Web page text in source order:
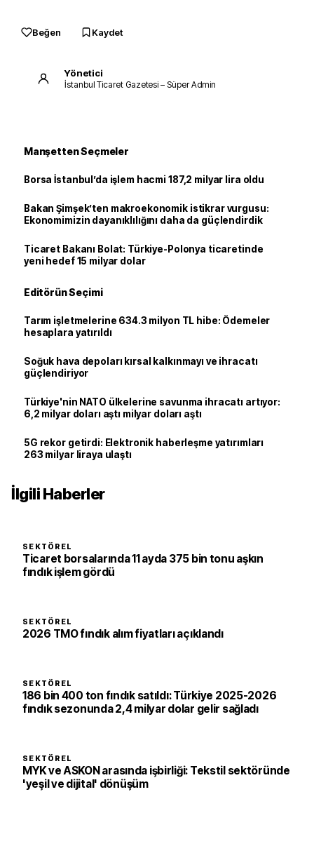
Beğen Kaydet
Yönetici
İstanbul Ticaret Gazetesi – Süper Admin
Manşetten Seçmeler
Borsa İstanbul’da işlem hacmi 187,2 milyar lira oldu
Bakan Şimşek’ten makroekonomik istikrar vurgusu:
Ekonomimizin dayanıklılığını daha da güçlendirdik
Ticaret Bakanı Bolat: Türkiye-Polonya ticaretinde
yeni hedef 15 milyar dolar
Editörün Seçimi
Tarım işletmelerine 634.3 milyon TL hibe: Ödemeler
hesaplara yatırıldı
Soğuk hava depoları kırsal kalkınmayı ve ihracatı
güçlendiriyor
Türkiye'nin NATO ülkelerine savunma ihracatı artıyor:
6,2 milyar doları aştı milyar doları aştı
5G rekor getirdi: Elektronik haberleşme yatırımları
263 milyar liraya ulaştı
İlgili Haberler
SEKTÖREL
Ticaret borsalarında 11 ayda 375 bin tonu aşkın
fındık işlem gördü
SEKTÖREL
2026 TMO fındık alım fiyatları açıklandı
SEKTÖREL
186 bin 400 ton fındık satıldı: Türkiye 2025-2026
fındık sezonunda 2,4 milyar dolar gelir sağladı
SEKTÖREL
MYK ve ASKON arasında işbirliği: Tekstil sektöründe
'yeşil ve dijital' dönüşüm